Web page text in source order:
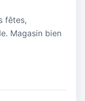
fêtes,
Magasin bien